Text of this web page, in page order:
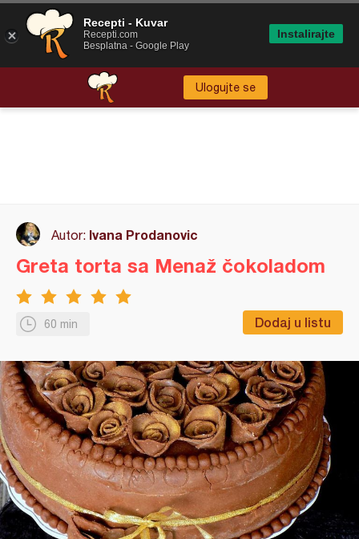
Ulogujte se
Autor: Ivana Prodanovic
60 min Dodaj u listu
Greta torta sa Menaž čokoladom
Recepti - Kuvar
Recepti.com
Besplatna - Google Play
Instalirajte